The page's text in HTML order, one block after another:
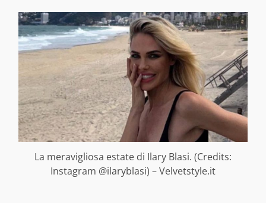
La meravigliosa estate di Ilary Blasi. (Credits:
Instagram @ilaryblasi) – Velvetstyle.it